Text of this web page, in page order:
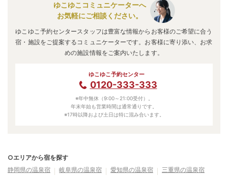
ゆこゆこコミュニケーターへ
お気軽にご相談ください。
ゆこゆこ予約センタースタッフは豊富な情報からお客様のご希望に合う
宿・施設をご提案するコミュニケーターです。お客様に寄り添い、お求
めの施設情報をご案内いたします。
ゆこゆこ予約センター
0120-333-333
※年中無休（9:00～21:00受付）。
年末年始も営業時間は通常通りです。
※17時以降および土日は特に混み合います。
○エリアから宿を探す
静岡県の温泉宿
岐阜県の温泉宿 愛知県の温泉宿
三重県の温泉宿